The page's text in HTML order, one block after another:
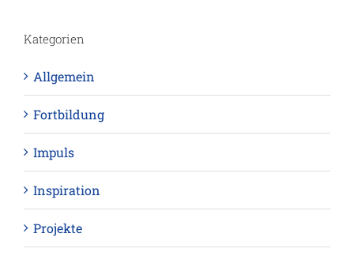
Kategorien
Allgemein
Fortbildung
Impuls
Inspiration
Projekte